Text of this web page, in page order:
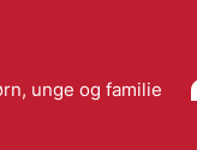
unge og familie